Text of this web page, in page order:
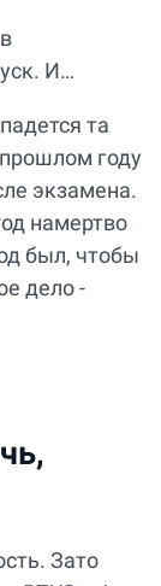
И…
та
году
экзамена.
намертво
был, чтобы
дело -
Зато